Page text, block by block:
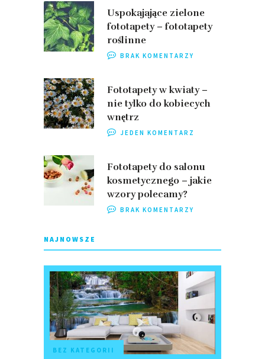
Uspokajające zielone
fototapety – fototapety
roślinne
BRAK KOMENTARZY
Fototapety w kwiaty –
nie tylko do kobiecych
wnętrz
JEDEN KOMENTARZ
Fototapety do salonu
kosmetycznego – jakie
wzory polecamy?
BRAK KOMENTARZY
NAJNOWSZE
BEZ KATEGORII